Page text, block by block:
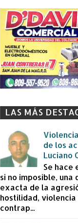
LAS MÁS
de los
Luciano
Se hace
si no imposible, una
exacta de la
hostilidad,
contrap...